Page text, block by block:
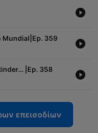
Mundial|Ep. 359
|Ep. 358
επεισοδίων